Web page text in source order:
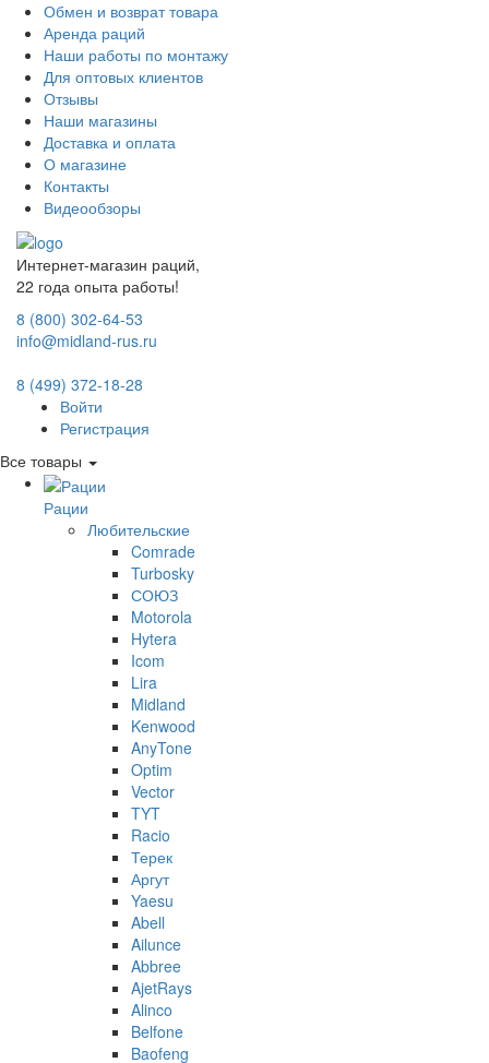
Обмен и возврат товара
Аренда раций
Наши работы по монтажу
Для оптовых клиентов
Отзывы
Наши магазины
Доставка и оплата
О магазине
Контакты
Видеообзоры
Интернет-магазин раций,
22 года опыта работы!
8 (800) 302-64-53
info@midland-rus.ru
8 (499) 372-18-28
Войти
Регистрация
Все товары
Рации
Любительские
Comrade
Turbosky
СОЮЗ
Motorola
Hytera
Icom
Lira
Midland
Kenwood
AnyTone
Optim
Vector
TYT
Racio
Терек
Аргут
Yaesu
Abell
Ailunce
Abbree
AjetRays
Alinco
Belfone
Baofeng